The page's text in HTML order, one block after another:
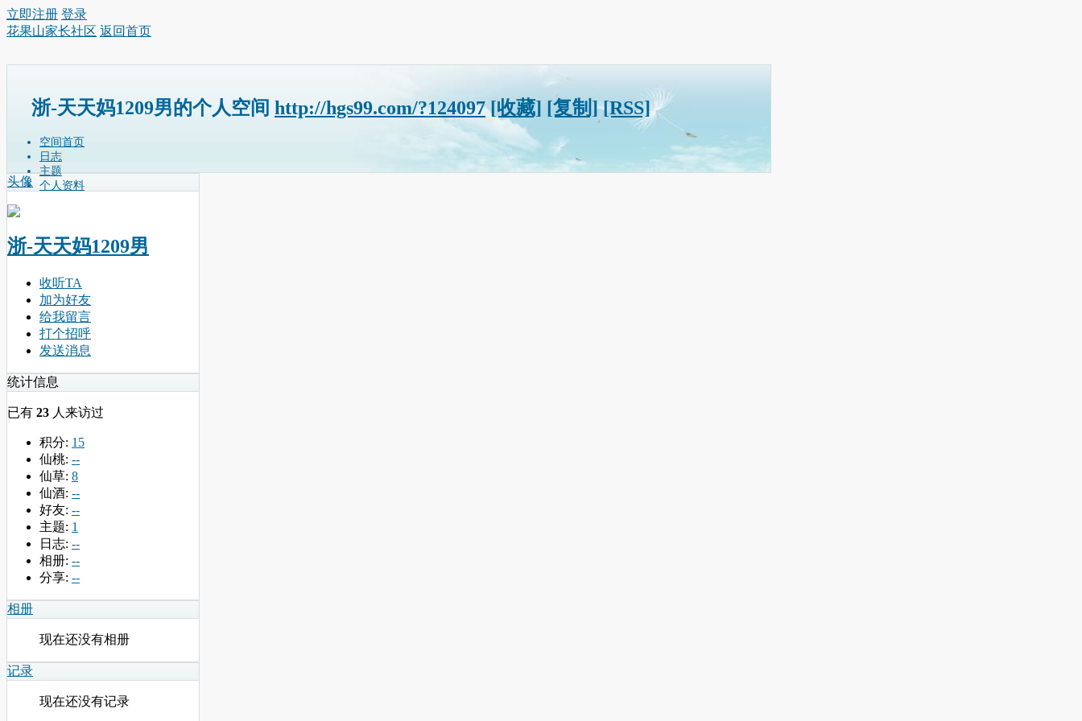
立即注册 登录
花果山家长社区 返回首页
浙-天天妈1209男的个人空间 http://hgs99.com/?124097 [收藏] [复制] [RSS]
空间首页
日志
主题
个人资料
头像
浙-天天妈1209男
收听TA
加为好友
给我留言
打个招呼
发送消息
统计信息
已有 23 人来访过
积分: 15
仙桃: --
仙草: 8
仙酒: --
好友: --
主题: 1
日志: --
相册: --
分享: --
相册
现在还没有相册
记录
现在还没有记录